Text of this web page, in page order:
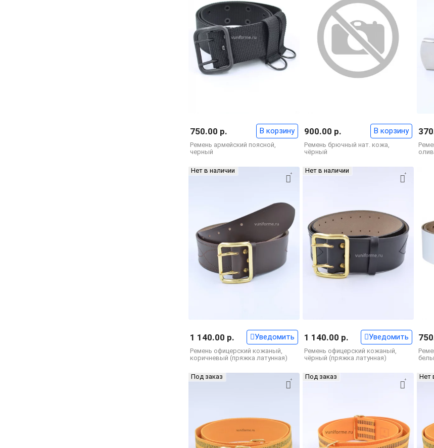
Ремень армейский поясной,
черный
750.00 р. В корзину
Ремень брючный нат. кожа,
чёрный
900.00 р. В корзину
Нет в наличии
Ремень офицерский кожаный,
коричневый (пряжка латунная)
1 140.00 р. Уведомить
Нет в наличии
Ремень офицерский кожаный,
чёрный (пряжка латунная)
1 140.00 р. Уведомить
Под заказ Под заказ Нет